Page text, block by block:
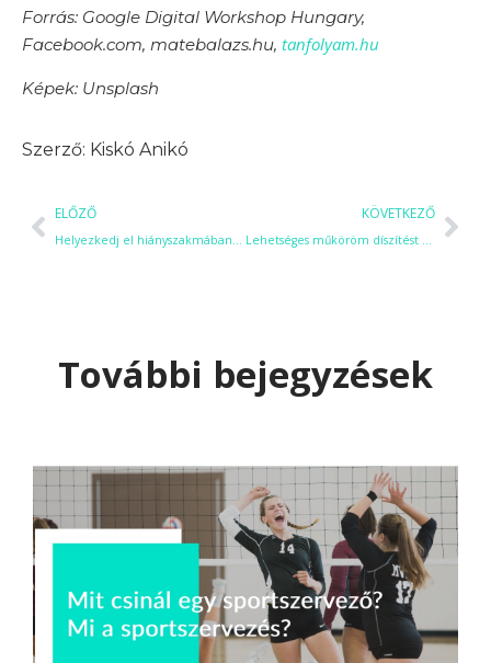
Forrás: Google Digital Workshop Hungary,
Facebook.com, matebalazs.hu, tanfolyam.hu
Képek: Unsplash
Kiskó Anikó
ELŐZŐ KÖVETKEZŐ
További bejegyzések